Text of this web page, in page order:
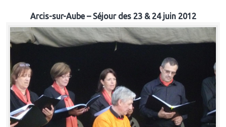
Arcis-sur-Aube – Séjour des 23 & 24 juin 2012